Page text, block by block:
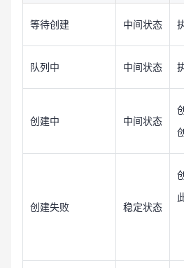
等待创建 中间状态
队列中 中间状态
创建中 中间状态
创建失败 稳定状态